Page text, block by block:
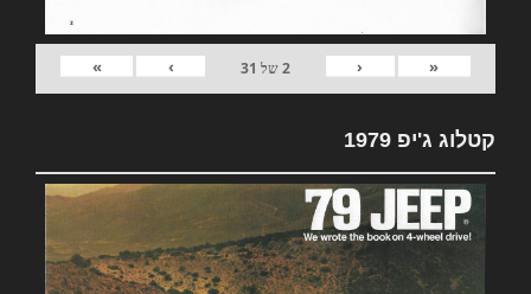
«
‹
2של 31
›
»
קטלוג ג'יפ 1979